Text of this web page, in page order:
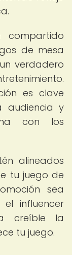
compartido
de mesa
verdadero
es clave
audiencia y
con los
alineados
tu juego de
sea
influencer
creíble la
tu juego.